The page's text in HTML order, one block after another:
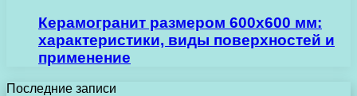
Керамогранит размером 600х600 мм:
характеристики, виды поверхностей и
применение
Последние записи